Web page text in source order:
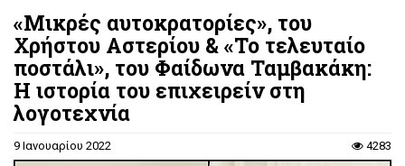
«Μικρές αυτοκρατορίες», του
Χρήστου Αστερίου & «Το τελευταίο
ποστάλι», του Φαίδωνα Ταμβακάκη:
Η ιστορία του επιχειρείν στη
λογοτεχνία
9 Ιανουαρίου 2022 4283